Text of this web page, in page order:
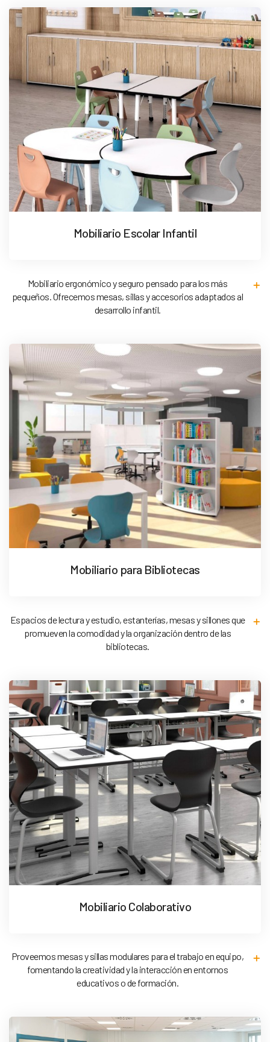
Mobiliario Escolar Infantil
Mobiliario ergonómico y seguro pensado para los más
pequeños. Ofrecemos mesas, sillas y accesorios adaptados al
desarrollo infantil.
Mobiliario para Bibliotecas
Espacios de lectura y estudio, estanterías, mesas y sillones que
promueven la comodidad y la organización dentro de las
bibliotecas.
Mobiliario Colaborativo
Proveemos mesas y sillas modulares para el trabajo en equipo,
fomentando la creatividad y la interacción en entornos
educativos o de formación.